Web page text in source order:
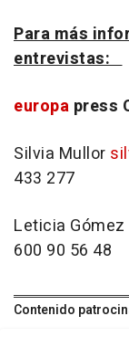
Para más
entrevistas:
europa press
Silvia Mullor
433 277
Leticia Gómez
600 90 56 48
Contenido